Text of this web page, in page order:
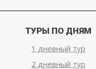
ТУРЫ ПО ДНЯМ
1 дневный тур
2 дневный тур